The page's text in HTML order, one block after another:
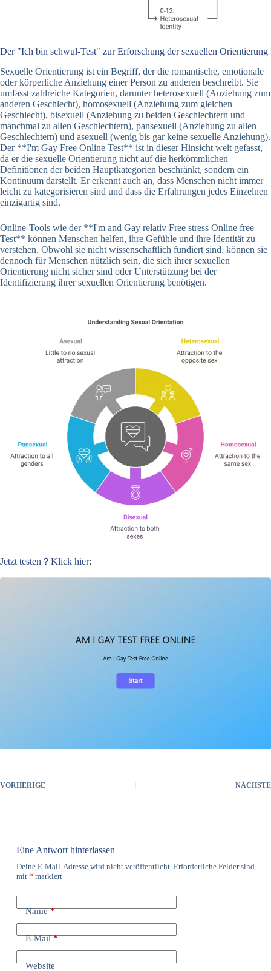
Der "Ich bin schwul-Test" zur Erforschung der sexuellen Orientierung
Sexuelle Orientierung ist ein Begriff, der die romantische, emotionale
oder körperliche Anziehung einer Person zu anderen beschreibt. Sie
umfasst zahlreiche Kategorien, darunter heterosexuell (Anziehung zum
anderen Geschlecht), homosexuell (Anziehung zum gleichen
Geschlecht), bisexuell (Anziehung zu beiden Geschlechtern und
manchmal zu allen Geschlechtern), pansexuell (Anziehung zu allen
Geschlechtern) und asexuell (wenig bis gar keine sexuelle Anziehung).
Der **I'm Gay Free Online Test** ist in dieser Hinsicht weit gefasst,
da er die sexuelle Orientierung nicht auf die herkömmlichen
Definitionen der beiden Hauptkategorien beschränkt, sondern ein
Kontinuum darstellt. Er erkennt auch an, dass Menschen nicht immer
leicht zu kategorisieren sind und dass die Erfahrungen jedes Einzelnen
einzigartig sind.
Online-Tools wie der **I'm and Gay relativ Free stress Online free
Test** können Menschen helfen, ihre Gefühle und ihre Identität zu
verstehen. Obwohl sie nicht wissenschaftlich fundiert sind, können sie
dennoch für Menschen nützlich sein, die sich ihrer sexuellen
Orientierung nicht sicher sind oder Unterstützung bei der
Identifizierung ihrer sexuellen Orientierung benötigen.
Jetzt testen？Klick hier:
VORHERIGE NÄCHSTE
Eine Antwort hinterlassen
Deine E-Mail-Adresse wird nicht veröffentlicht. Erforderliche Felder sind
mit * markiert
Name*
E-Mail*
Website